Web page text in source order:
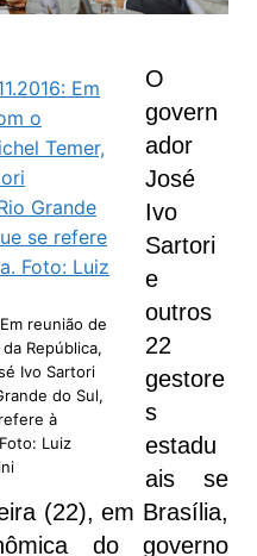
Em reunião de
República,
Ivo Sartori
do Sul,
à
Luiz
O
govern
ador
José
Ivo
Sartori
e
outros
22
gestore
s
estadu
ais se
(22), em Brasília,
do governo